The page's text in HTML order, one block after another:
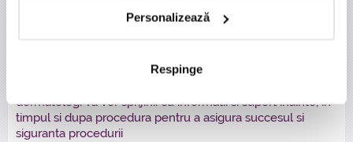
Personalizează
Respinge
Procedura se realizeaza sub anestezie locala cu crema
zile, in care pot aparea umflatura usoara si mici cruste care
dermatologi va vor sprijinii cu informatii si suport inainte, in
timpul si dupa procedura pentru a asigura succesul si
siguranta procedurii